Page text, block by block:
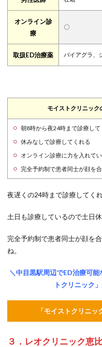
オンライン診
療
〇
取扱ED治療薬 バイアグラ、
モイストクリニック
朝8時から夜24時まで診療して
休みなしで診療してくれる
オンライン診療に力を入れて
完全予約制で患者同士が顔を
夜遅くの24時まで診療してくれ
土日も診療しているので土日
完全予約制で患者同士が顔を
ね。
＼中目黒駅周辺でED治療可
トクリニック
「モイストクリニ
３．レオクリニック恵